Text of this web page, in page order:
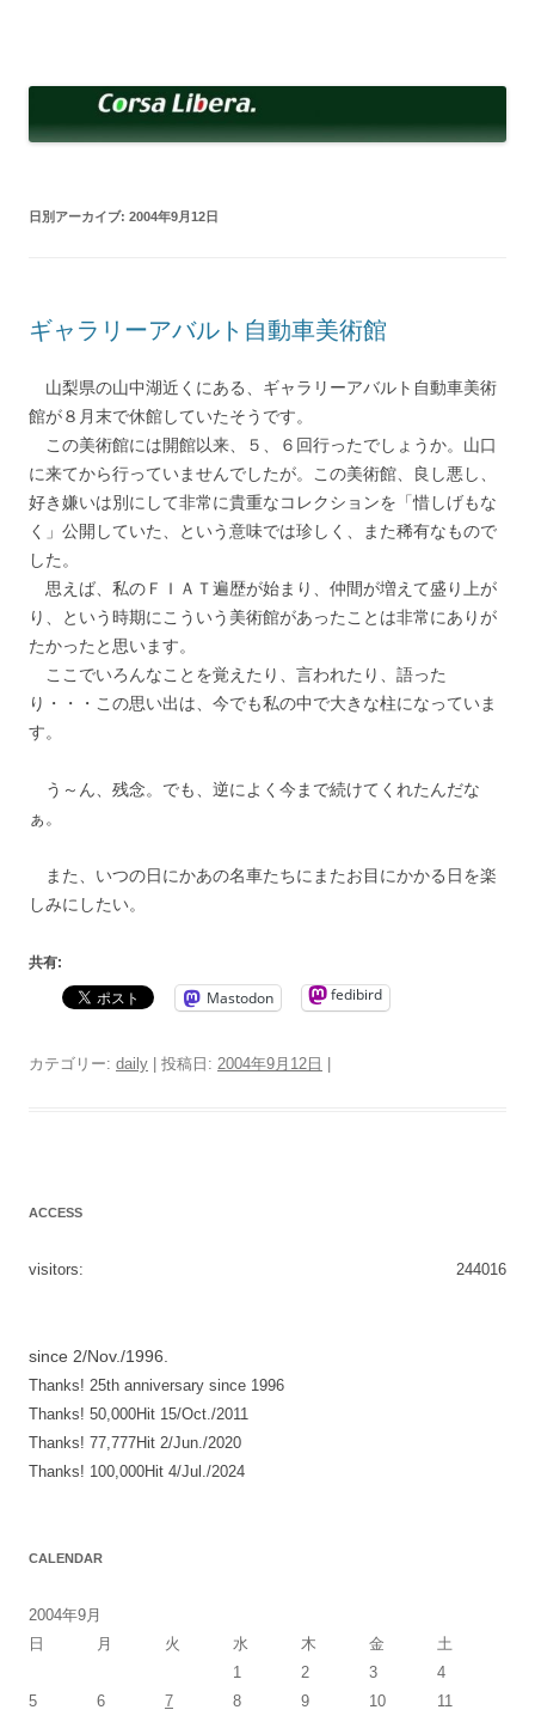
へ
ッ
日別アーカイブ: 2004年9月12日
ギャラリーアバルト自動車美術館
山梨県の山中湖近くにある、ギャラリーアバルト自動車美術
館が８月末で休館していたそうです。
この美術館には開館以来、５、６回行ったでしょうか。山口
に来てから行っていませんでしたが。この美術館、良し悪し、
好き嫌いは別にして非常に貴重なコレクションを「惜しげもな
く」公開していた、という意味では珍しく、また稀有なもので
した。
思えば、私のＦＩＡＴ遍歴が始まり、仲間が増えて盛り上が
り、という時期にこういう美術館があったことは非常にありが
たかったと思います。
ここでいろんなことを覚えたり、言われたり、語った
り・・・この思い出は、今でも私の中で大きな柱になっていま
す。
う～ん、残念。でも、逆によく今まで続けてくれたんだな
ぁ。
また、いつの日にかあの名車たちにまたお目にかかる日を楽
しみにしたい。
共有:
Mastodon fedibird
カテゴリー: daily | 投稿日: 2004年9月12日 |
ACCESS
244016
visitors:
since 2/Nov./1996.
Thanks! 25th anniversary since 1996
Thanks! 50,000Hit 15/Oct./2011
Thanks! 77,777Hit 2/Jun./2020
Thanks! 100,000Hit 4/Jul./2024
CALENDAR
2004年9月
日
月 火 水 木 金
土
1
2 3
4
5
6 7 8 9 10
11